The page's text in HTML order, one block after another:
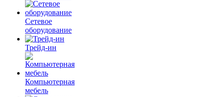
Сетевое
оборудование
Трейд-ин
Компьютерная
мебель